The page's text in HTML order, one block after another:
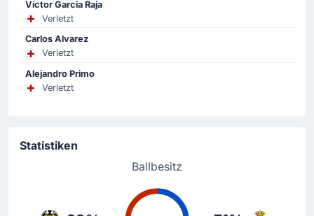
Luvumbo bei RCD Mallorca.
65'
Spielerwechsel
Iker Losada
Brugué
Jan Virgili Tenas
Víctor Garcia Raja
Verletzt
Carlos Alvarez
Verletzt
Alejandro Primo
Verletzt
Statistiken
Ballbesitz